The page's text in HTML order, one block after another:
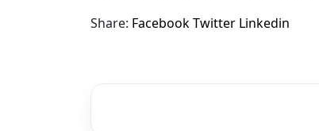
Share: FacebookTwitter Linkedin